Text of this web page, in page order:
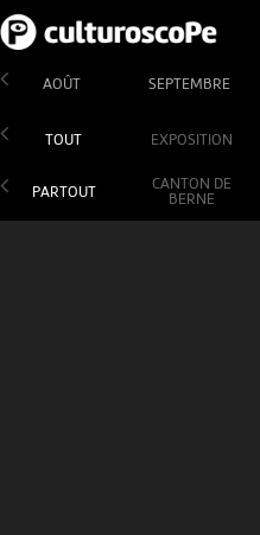
AOÛT SEPTEMBRE
TOUT EXPOSITION
PARTOUT
CANTON DE
BERNE